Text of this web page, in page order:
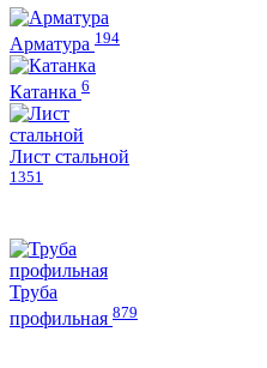
Арматура 194
Катанка 6
Лист стальной
1351
Труба
профильная 879